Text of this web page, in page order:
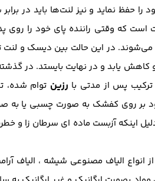
را حفظ نماید و نیز لنت‌ها باید در
است که وقتی راننده پای خود را
در این حالت بین دیسک و
یابد و در نهایت بایستد. در
پس از مدتی با رزین توام شده،
بر روی کفشک به صورت چسبی یا به
اینکه آزبست ماده ای سرطان زا و
انواع الیاف مصنوعی شیشه ، الیاف